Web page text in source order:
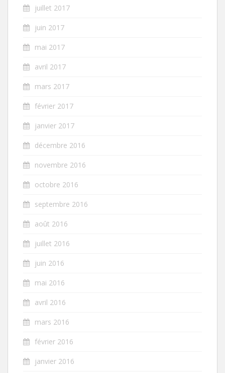
juillet 2017
juin 2017
mai 2017
avril 2017
mars 2017
février 2017
janvier 2017
décembre 2016
novembre 2016
octobre 2016
septembre 2016
août 2016
juillet 2016
juin 2016
mai 2016
avril 2016
mars 2016
février 2016
janvier 2016